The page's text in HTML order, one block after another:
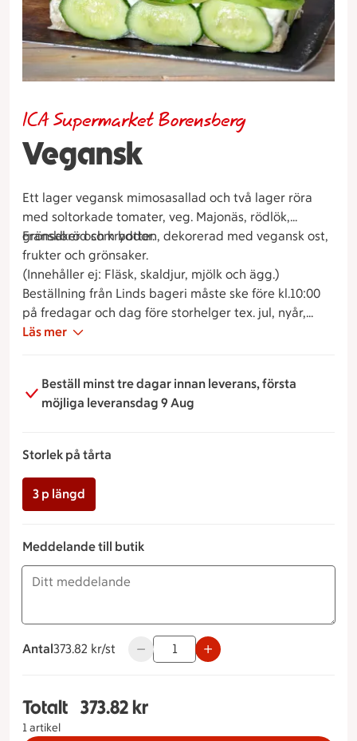
Vegansk
ICA Supermarket Borensberg
Ett lager vegansk mimosasallad och två lager röra
med soltorkade tomater, veg. Majonäs, rödlök,
grönsaker och kryddor.
Franskbröd som botten, dekorerad med vegansk ost,
frukter och grönsaker.
(Innehåller ej: Fläsk, skaldjur, mjölk och ägg.)
Beställning från Linds bageri måste ske före kl.10:00
på fredagar och dag före storhelger tex. jul, nyår,
påsk osv.
Läs mer
Beställ minst tre dagar innan leverans, första
möjliga leveransdag 9 Aug
Storlek på tårta
3 p längd
Meddelande till butik
Antal
373.82 kronor styck
373.82 kr/st Använd knapparna för att minska
Totalt
1 artikel
Totalt 1 stycken Vegansk Storlek på tårta 3 p
373.82 kr